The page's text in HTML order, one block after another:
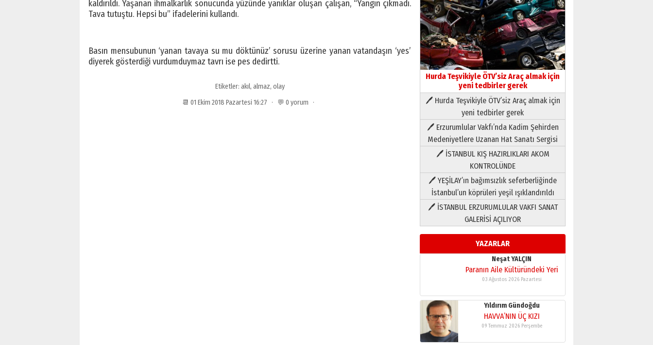
kaldırıldı. Yaşanan ihmalkarlık sonucunda yüzünde yanıklar oluşan çalışan, “Yangın çıkmadı.
Tava tutuştu. Hepsi bu” ifadelerini kullandı.
Basın mensubunun ‘yanan tavaya su mu döktünüz’ sorusu üzerine yanan vatandaşın ‘yes’
diyerek gösterdiği vurdumduymaz tavrı ise pes dedirtti.
Etiketler: akıl, almaz, olay
📆 01 Ekim 2018 Pazartesi 16:27 · 💬 0 yorum ·
Hurda Teşvikiyle ÖTV’siz Araç almak için
yeni tedbirler gerek
🖊 Hurda Teşvikiyle ÖTV’siz Araç almak için
yeni tedbirler gerek
🖊 Erzurumlular Vakfı’nda Kadim Şehirden
Medeniyetlere Uzanan Hat Sanatı Sergisi
🖊 İSTANBUL KIŞ HAZIRLIKLARI AKOM
KONTROLÜNDE
🖊 YEŞİLAY’ın bağımsızlık seferberliğinde
İstanbul’un köprüleri yeşil ışıklandırıldı
🖊 İSTANBUL ERZURUMLULAR VAKFI SANAT
GALERİSİ AÇILIYOR
YAZARLAR
Neşat YALÇIN
Paranın Aile Kültüründeki Yeri
03 Ağustos 2026 Pazartesi
Yıldırım Gündoğdu
HAVVA’NIN ÜÇ KIZI
09 Temmuz 2026 Perşembe
Yusuf POLAT
Şampiyonluk Sebahattin
Şirin’e yazar
11 Mayıs 2026 Pazartesi
Neşat YALÇIN
Paranın Aile Kültüründeki Yeri
03 Ağustos 2026 Pazartesi
Yıldırım Gündoğdu
HAVVA’NIN ÜÇ KIZI
09 Temmuz 2026 Perşembe